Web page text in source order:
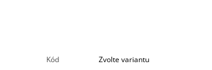
Kód
Zvolte variantu